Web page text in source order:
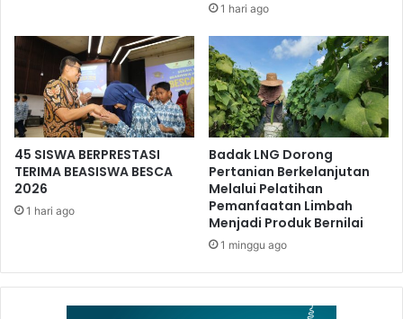
1 hari ago
45 SISWA BERPRESTASI
TERIMA BEASISWA BESCA
2026
1 hari ago
Badak LNG Dorong
Pertanian Berkelanjutan
Melalui Pelatihan
Pemanfaatan Limbah
Menjadi Produk Bernilai
1 minggu ago